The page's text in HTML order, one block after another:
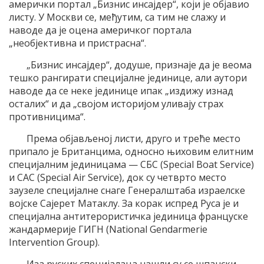
амерички портал „Бизнис инсајдер“, који је објавио
листу. У Москви се, међутим, са тим не слажу и
наводе да је оцена америчког портала
„необјективна и пристрасна“.
„Бизнис инсајдер“, додуше, признаје да је веома
тешко рангирати специјалне јединице, али аутори
наводе да се неке јединице ипак „издижу изнад
осталих“ и да „својом историјом уливају страх
противницима“.
Према објављеној листи, друго и треће место
припало је Британцима, односно њиховим елитним
специјалним јединицама — СБС (Special Boat Service)
и САС (Special Air Service), док су четврто место
заузеле специјалне снаге Генералштаба израелске
војске Сајерет Матаклу. За корак испред Руса је и
специјална антитерористичка јединица француске
жандармерије ГИГН (National Gendarmerie
Intervention Group).